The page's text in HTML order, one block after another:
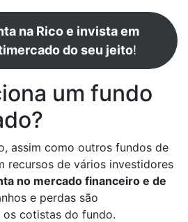
na Rico e invista em
do seu jeito!
um fundo
assim como outros fundos de
recursos de vários investidores
no mercado financeiro e de
e perdas são
cotistas do fundo.